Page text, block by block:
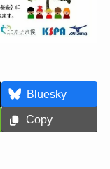
Bluesky
Copy